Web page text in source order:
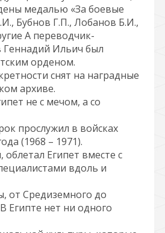
медалью «За боевые
Бубнов Г.П., Лобанов Б.И.,
А переводчик-
Геннадий Ильич был
орденом.
снят на наградные
архиве.
не с мечом, а со
прослужил в войсках
(1968 – 1971).
Египет вместе с
вдоль и
от Средиземного до
Египте нет ни одного